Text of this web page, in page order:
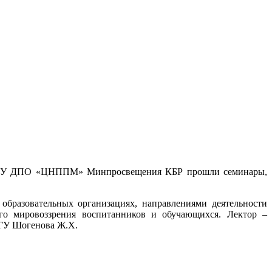
ДПО «ЦНППМ» Минпросвещения КБР прошли семинары,
организациях, направлениями деятельности
мировоззрения воспитанников и обучающихся. Лектор –
Шогенова Ж.Х.